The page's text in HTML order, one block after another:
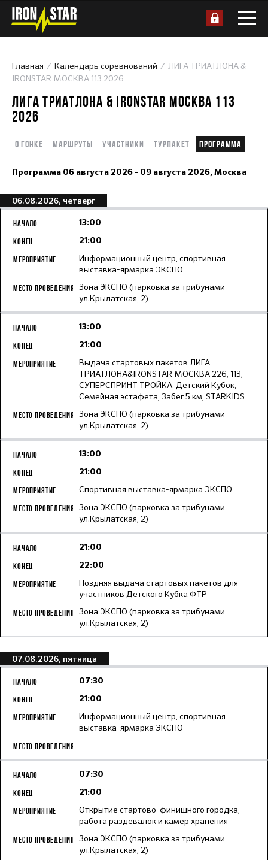
Главная Календарь соревнований
ЛИГА ТРИАТЛОНА &
IRONSTAR МОСКВА 113 2026
ЛИГА ТРИАТЛОНА & IRONSTAR МОСКВА 113
2026
О гонке Маршруты Участники Турпакет Программа
Программа 06 августа 2026 - 09 августа 2026, Москва
06.08.2026, четверг
13:00
21:00
Информационный центр, спортивная
выставка-ярмарка ЭКСПО
Зона ЭКСПО (парковка за трибунами
ул.Крылатская, 2)
13:00
21:00
Выдача стартовых пакетов ЛИГА
ТРИАТЛОНА&IRONSTAR МОСКВА 226, 113,
СУПЕРСПРИНТ ТРОЙКА, Детский Кубок,
Семейная эстафета, Забег 5 км, STARKIDS
Зона ЭКСПО (парковка за трибунами
ул.Крылатская, 2)
13:00
21:00
Спортивная выставка-ярмарка ЭКСПО
Зона ЭКСПО (парковка за трибунами
ул.Крылатская, 2)
21:00
22:00
Поздняя выдача стартовых пакетов для
участников Детского Кубка ФТР
Зона ЭКСПО (парковка за трибунами
ул.Крылатская, 2)
07.08.2026, пятница
07:30
21:00
Информационный центр, спортивная
выставка-ярмарка ЭКСПО
07:30
21:00
Открытие стартово-финишного городка,
работа раздевалок и камер хранения
Зона ЭКСПО (парковка за трибунами
ул.Крылатская, 2)